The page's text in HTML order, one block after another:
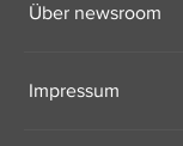
Über newsroom
Impressum